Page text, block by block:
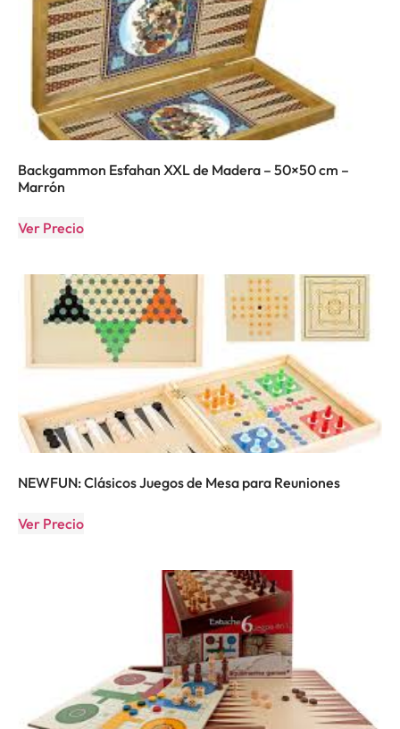
Backgammon Esfahan XXL de Madera – 50×50 cm –
Marrón
Ver Precio
NEWFUN: Clásicos Juegos de Mesa para Reuniones
Ver Precio